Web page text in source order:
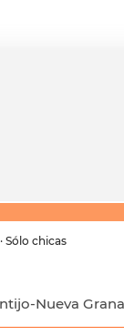
· Sólo chicas